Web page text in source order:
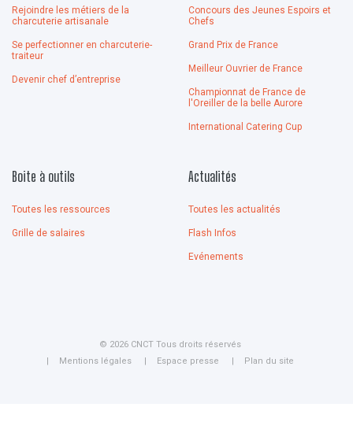
Rejoindre les métiers de la
charcuterie artisanale
Se perfectionner en charcuterie-
traiteur
Devenir chef d’entreprise
Concours des Jeunes Espoirs et
Chefs
Grand Prix de France
Meilleur Ouvrier de France
Championnat de France de
l'Oreiller de la belle Aurore
International Catering Cup
Boite à outils
Toutes les ressources
Grille de salaires
Actualités
Toutes les actualités
Flash Infos
Evénements
© 2026 CNCT Tous droits réservés
Mentions légales
Espace presse Plan du site